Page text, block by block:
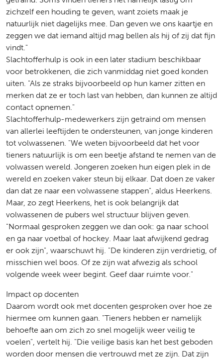
zichzelf een houding te geven, want zoiets maak je
natuurlijk niet dagelijks mee. Dan geven we ons kaartje en
zeggen we dat iemand altijd mag bellen als hij of zij dat fijn
vindt."
Slachtofferhulp is ook in een later stadium beschikbaar
voor betrokkenen, die zich vanmiddag niet goed konden
uiten. "Als ze straks bijvoorbeeld op hun kamer zitten en
merken dat ze er toch last van hebben, dan kunnen ze altijd
contact opnemen."
Slachtofferhulp-medewerkers zijn getraind om mensen
van allerlei leeftijden te ondersteunen, van jonge kinderen
tot volwassenen. "We weten bijvoorbeeld dat het voor
tieners natuurlijk is om een beetje afstand te nemen van de
volwassen wereld. Jongeren zoeken hun eigen plek in de
wereld en zoeken vaker steun bij elkaar. Dat doen ze vaker
dan dat ze naar een volwassene stappen", aldus Heerkens.
Maar, zo zegt Heerkens, het is ook belangrijk dat
volwassenen de pubers wel structuur blijven geven.
"Normaal gesproken zeggen we dan ook: ga naar school
en ga naar voetbal of hockey. Maar laat afwijkend gedrag
er ook zijn", waarschuwt hij. "De kinderen zijn verdrietig, of
misschien wel boos. Of ze zijn wat afwezig als school
volgende week weer begint. Geef daar ruimte voor."
Impact op docenten
Daarom wordt ook met docenten gesproken over hoe ze
hiermee om kunnen gaan. "Tieners hebben er namelijk
behoefte aan om zich zo snel mogelijk weer veilig te
voelen", vertelt hij. "Die veilige basis kan het best geboden
worden door mensen die vertrouwd met ze zijn. Dat zijn